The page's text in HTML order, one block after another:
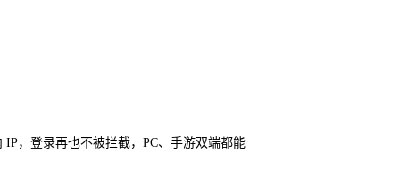
，登录再也不被拦截，PC、手游双端都能